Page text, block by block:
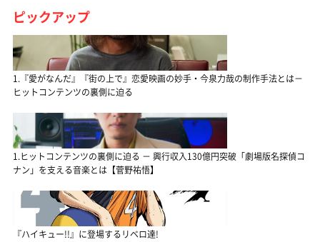
ピックアップ
1.『愛がなんだ』『街の上で』恋愛映画の妙手・今泉力哉の制作手法とは－
ヒットコンテンツの裏側に迫る
1.ヒットコンテンツの裏側に迫る － 興行収入130億円突破「劇場版名探偵コ
ナン」を支える音楽とは【菅野祐悟】
『ハイキュー!!』に登場するリベロ達!